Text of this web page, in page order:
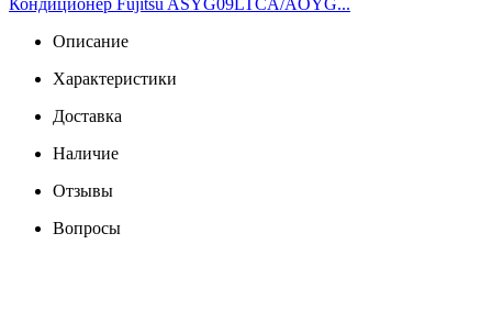
Кондиционер Fujitsu ASYG09LTCA/AOYG...
Описание
Характеристики
Доставка
Наличие
Отзывы
Вопросы